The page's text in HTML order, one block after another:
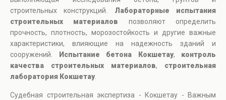
строительных конструкций. Лабораторные испытания
строительных материалов позволяют определить
прочность, плотность, морозостойкость и другие важные
характеристики, влияющие на надежность зданий и
сооружений.
Испытание бетона Кокшетау, контроль
качества строительных материалов, строительная
лаборатория Кокшетау.
Судебная строительная экспертиза - Кокшетау - Важным